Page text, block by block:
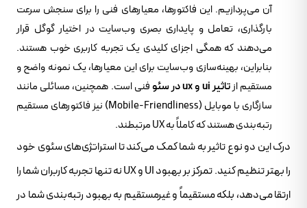
آن می‌پردازیم. این فاکتورها، معیارهای فنی را برای سنجش سرعت
بارگذاری، تعامل و پایداری بصری وب‌سایت در اختیار گوگل قرار
می‌دهند که همگی اجزای کلیدی یک تجربه کاربری خوب هستند.
بنابراین، بهینه‌سازی وب‌سایت برای این معیارها، یک نمونه واضح و
مستقیم ازتاثیر ui و ux در سئو
فنی است. همچنین، مسائلی مانند
سازگاری با موبایل (Mobile-Friendliness) نیز فاکتورهای مستقیم
رتبه‌بندی هستند که کاملاً به UX مرتبطند.
درک این دو نوع تاثیر به شما کمک می‌کند تا استراتژی‌های سئوی خود
را بهتر تنظیم کنید. تمرکز بر بهبود UI و UX نه تنها تجربه کاربران شما را
ارتقا می‌دهد، بلکه مستقیماً و غیرمستقیم به بهبود رتبه‌بندی شما در